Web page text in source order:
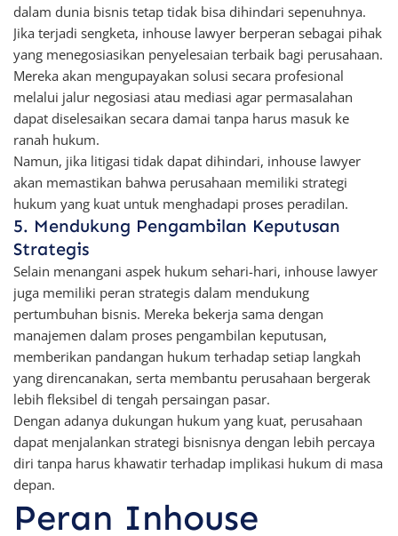
dalam dunia bisnis tetap tidak bisa dihindari sepenuhnya.
Jika terjadi sengketa, inhouse lawyer berperan sebagai pihak
yang menegosiasikan penyelesaian terbaik bagi perusahaan.
Mereka akan mengupayakan solusi secara profesional
melalui jalur negosiasi atau mediasi agar permasalahan
dapat diselesaikan secara damai tanpa harus masuk ke
ranah hukum.
Namun, jika litigasi tidak dapat dihindari, inhouse lawyer
akan memastikan bahwa perusahaan memiliki strategi
hukum yang kuat untuk menghadapi proses peradilan.
5. Mendukung Pengambilan Keputusan
Strategis
Selain menangani aspek hukum sehari-hari, inhouse lawyer
juga memiliki peran strategis dalam mendukung
pertumbuhan bisnis. Mereka bekerja sama dengan
manajemen dalam proses pengambilan keputusan,
memberikan pandangan hukum terhadap setiap langkah
yang direncanakan, serta membantu perusahaan bergerak
lebih fleksibel di tengah persaingan pasar.
Dengan adanya dukungan hukum yang kuat, perusahaan
dapat menjalankan strategi bisnisnya dengan lebih percaya
diri tanpa harus khawatir terhadap implikasi hukum di masa
depan.
Peran Inhouse